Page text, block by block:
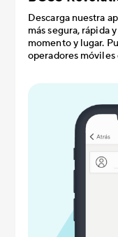
Descarga nuestra
más segura, rápida
momento y lugar.
operadores